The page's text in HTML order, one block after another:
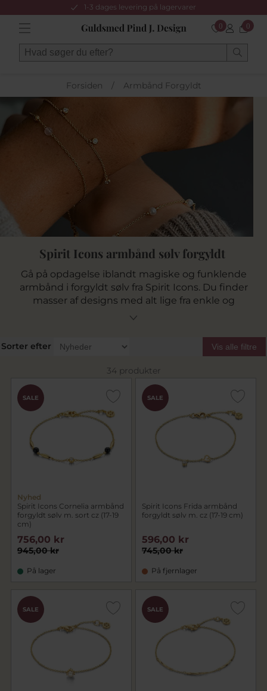
1-3 dages levering på lagervarer
0 0
Forsiden / Armbånd Forgyldt
Spirit Icons armbånd sølv forgyldt
Gå på opdagelse iblandt magiske og funklende
armbånd i forgyldt sølv fra Spirit Icons. Du finder
masser af designs med alt lige fra enkle og
klassiske forgyldte armbånd til mere
glitre i solen på smukkeste vis. Se hele vores
brede udvalg af forgyldte armbånd fra Spirit
Icons lige her.
Sorter efter Vis alle filtre
34 produkter
SALE
Nyhed
Spirit Icons Cornelia armbånd
forgyldt sølv m. sort cz (17-19
cm)
945,00 kr
756,00 kr
På lager
SALE
Spirit Icons Frida armbånd
forgyldt sølv m. cz (17-19 cm)
745,00 kr
596,00 kr
På fjernlager
SALE SALE